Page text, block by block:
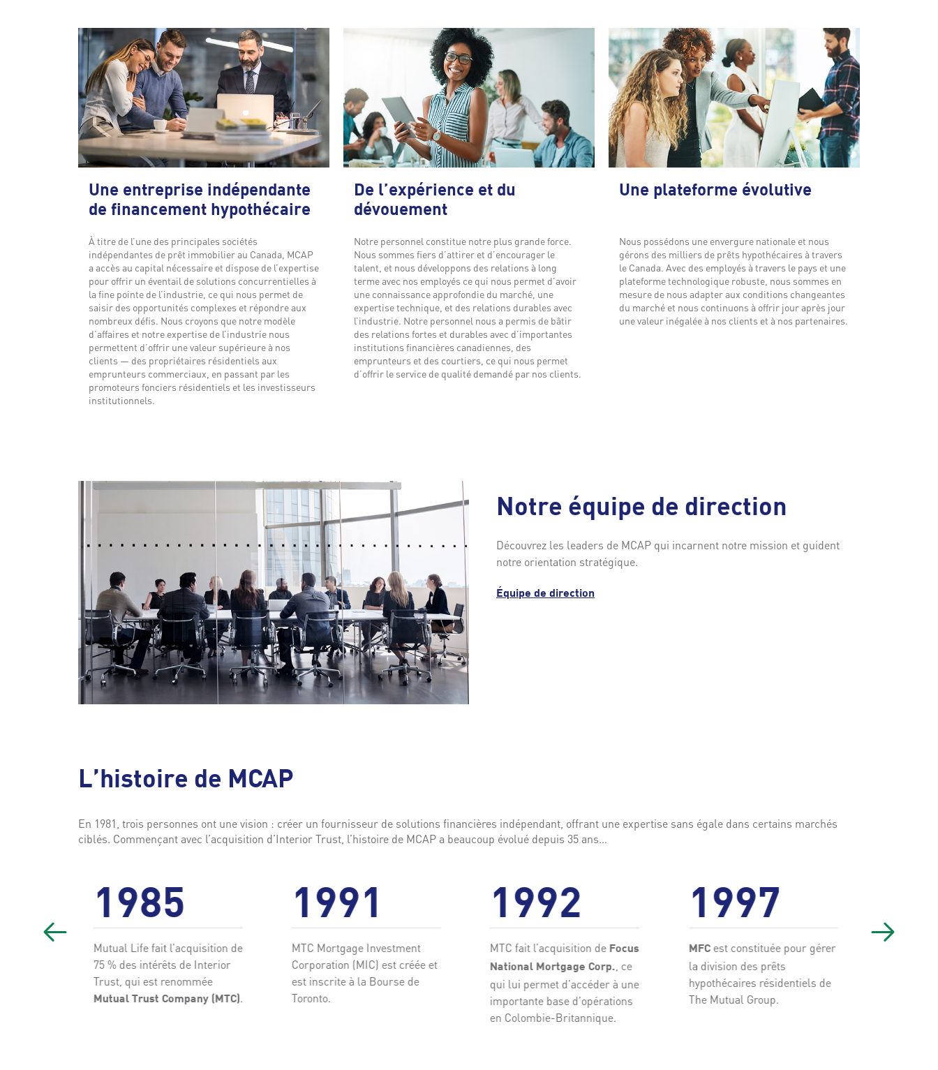
Une entreprise indépendante
de financement hypothécaire
À titre de l’une des principales sociétés
indépendantes de prêt immobilier au Canada, MCAP
a accès au capital nécessaire et dispose de l’expertise
pour offrir un éventail de solutions concurrentielles à
la fine pointe de l’industrie, ce qui nous permet de
saisir des opportunités complexes et répondre aux
nombreux défis. Nous croyons que notre modèle
d’affaires et notre expertise de l’industrie nous
permettent d’offrir une valeur supérieure à nos
clients — des propriétaires résidentiels aux
emprunteurs commerciaux, en passant par les
promoteurs fonciers résidentiels et les investisseurs
institutionnels.
De l’expérience et du
dévouement
Notre personnel constitue notre plus grande force.
Nous sommes fiers d’attirer et d’encourager le
talent, et nous développons des relations à long
terme avec nos employés ce qui nous permet d’avoir
une connaissance approfondie du marché, une
expertise technique, et des relations durables avec
l’industrie. Notre personnel nous a permis de bâtir
des relations fortes et durables avec d’importantes
institutions financières canadiennes, des
emprunteurs et des courtiers, ce qui nous permet
d’offrir le service de qualité demandé par nos clients.
Une plateforme évolutive
Nous possédons une envergure nationale et nous
gérons des milliers de prêts hypothécaires à travers
le Canada. Avec des employés à travers le pays et une
plateforme technologique robuste, nous sommes en
mesure de nous adapter aux conditions changeantes
du marché et nous continuons à offrir jour après jour
une valeur inégalée à nos clients et à nos partenaires.
Notre équipe de direction
Découvrez les leaders de MCAP qui incarnent notre mission et guident
notre orientation stratégique.
Équipe de direction
L’histoire de MCAP
En 1981, trois personnes ont une vision : créer un fournisseur de solutions financières indépendant, offrant une expertise sans égale dans certains marchés
ciblés. Commençant avec l’acquisition d’Interior Trust, l’histoire de MCAP a beaucoup évolué depuis 35 ans…
1985
Mutual Life fait l’acquisition de
75 % des intérêts de Interior
Trust, qui est renommée
Mutual Trust Company (MTC) .
1991
MTC Mortgage Investment
Corporation (MIC) est créée et
est inscrite à la Bourse de
Toronto.
1992
MTC fait l’acquisition de Focus
National Mortgage Corp. , ce
qui lui permet d’accéder à une
importante base d’opérations
en Colombie-Britannique.
1997
MFCest constituée pour gérer
la division des prêts
hypothécaires résidentiels de
The Mutual Group.